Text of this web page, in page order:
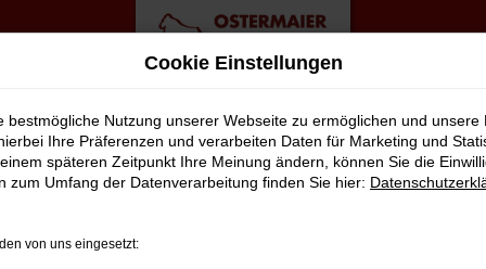
Top Angebote
MOBIL IN BERLIN
Cookie Einstellungen
bestmögliche Nutzung unserer Webseite zu ermöglichen und unsere
Ihre Präferenzen und verarbeiten Daten für Marketing und
späteren Zeitpunkt Ihre Meinung ändern, können Sie die
zum Umfang der Datenverarbeitung finden Sie hier:
von uns eingesetzt: